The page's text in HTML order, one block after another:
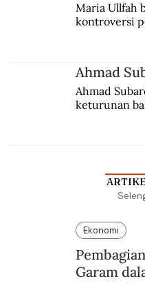
Maria Ullfah
kontroversi
Ahmad
Ahmad
keturunan
Ekonomi
Garam